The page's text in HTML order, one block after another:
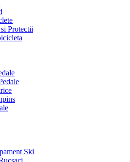
Protectii
Ski